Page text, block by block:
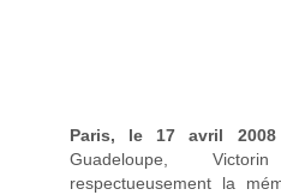
Paris, le 17 avril
Guadeloupe,
respectueusement la